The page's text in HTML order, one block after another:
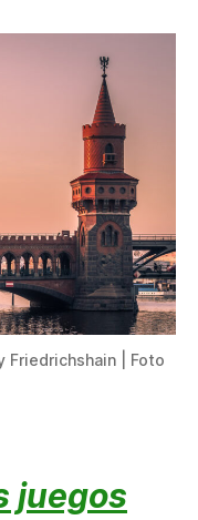
Friedrichshain | Foto
juegos